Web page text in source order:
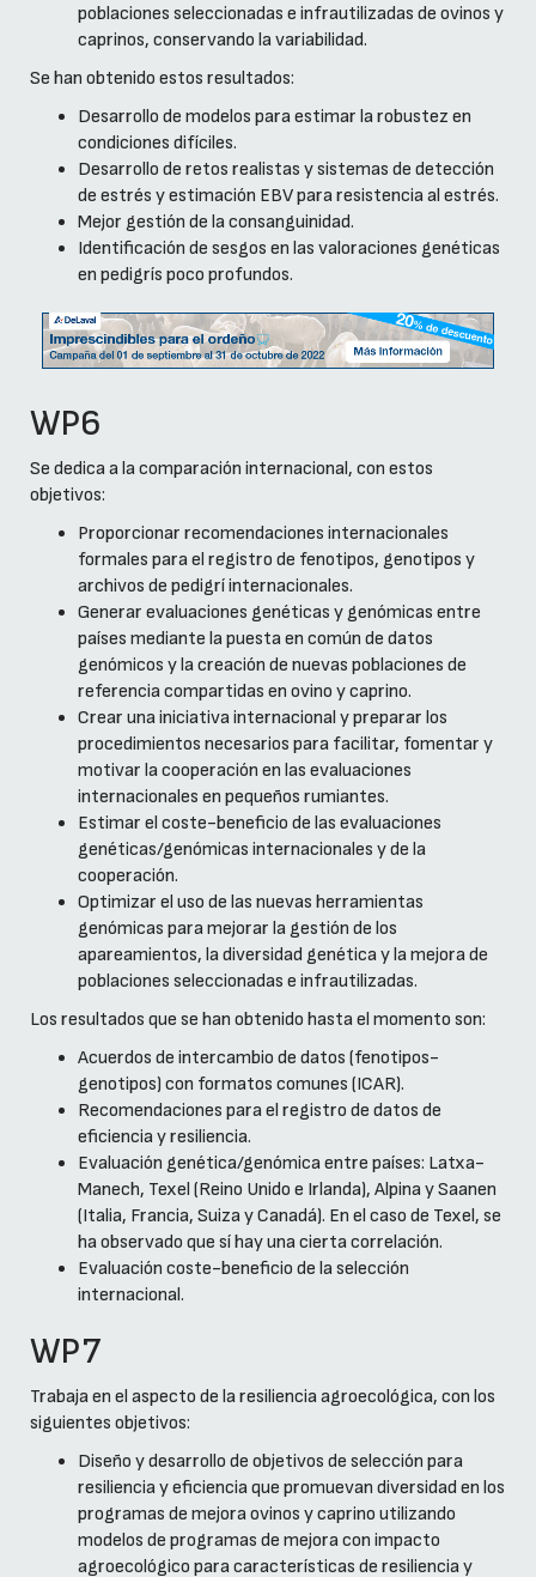
poblaciones seleccionadas e infrautilizadas de ovinos y
caprinos, conservando la variabilidad.
Se han obtenido estos resultados:
Desarrollo de modelos para estimar la robustez en
condiciones difíciles.
Desarrollo de retos realistas y sistemas de detección
de estrés y estimación EBV para resistencia al estrés.
Mejor gestión de la consanguinidad.
Identificación de sesgos en las valoraciones genéticas
en pedigrís poco profundos.
WP6
Se dedica a la comparación internacional, con estos
objetivos:
Proporcionar recomendaciones internacionales
formales para el registro de fenotipos, genotipos y
archivos de pedigrí internacionales.
Generar evaluaciones genéticas y genómicas entre
países mediante la puesta en común de datos
genómicos y la creación de nuevas poblaciones de
referencia compartidas en ovino y caprino.
Crear una iniciativa internacional y preparar los
procedimientos necesarios para facilitar, fomentar y
motivar la cooperación en las evaluaciones
internacionales en pequeños rumiantes.
Estimar el coste-beneficio de las evaluaciones
genéticas/genómicas internacionales y de la
cooperación.
Optimizar el uso de las nuevas herramientas
genómicas para mejorar la gestión de los
apareamientos, la diversidad genética y la mejora de
poblaciones seleccionadas e infrautilizadas.
Los resultados que se han obtenido hasta el momento son:
Acuerdos de intercambio de datos (fenotipos-
genotipos) con formatos comunes (ICAR).
Recomendaciones para el registro de datos de
eficiencia y resiliencia.
Evaluación genética/genómica entre países: Latxa-
Manech, Texel (Reino Unido e Irlanda), Alpina y Saanen
(Italia, Francia, Suiza y Canadá). En el caso de Texel, se
ha observado que sí hay una cierta correlación.
Evaluación coste-beneficio de la selección
internacional.
WP7
Trabaja en el aspecto de la resiliencia agroecológica, con los
siguientes objetivos:
Diseño y desarrollo de objetivos de selección para
resiliencia y eficiencia que promuevan diversidad en los
programas de mejora ovinos y caprino utilizando
modelos de programas de mejora con impacto
agroecológico para características de resiliencia y